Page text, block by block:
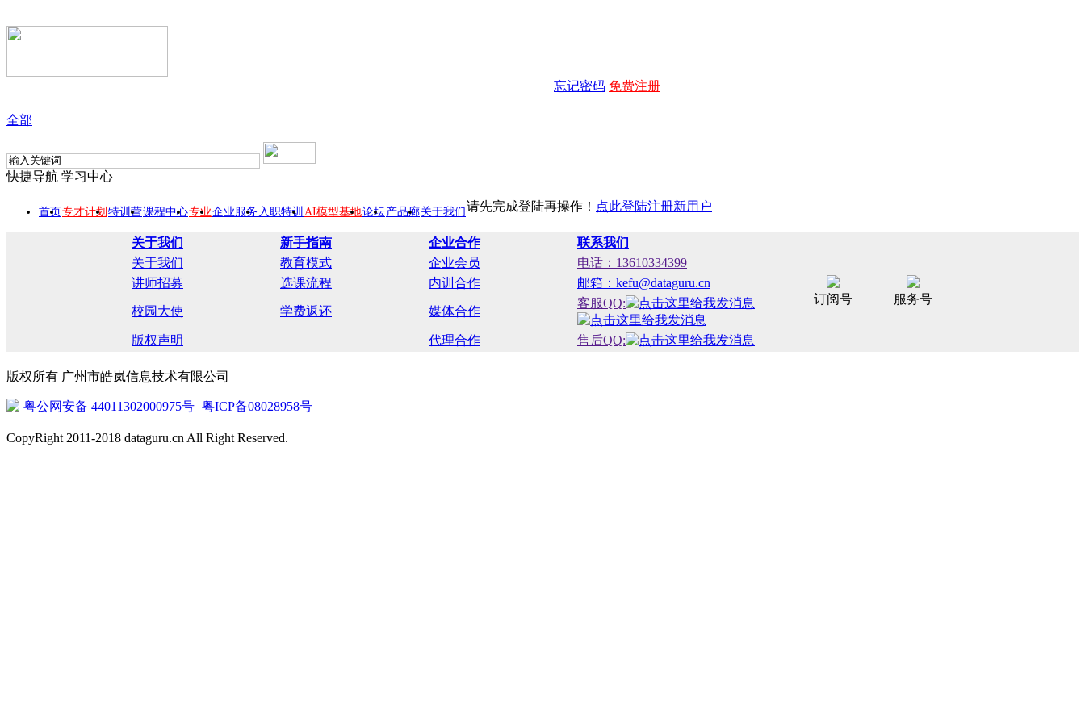
忘记密码 免费注册
全部
快捷导航 学习中心
首页专才计划 特训营课程中心专业企业服务 入职特训 AI模型基地论坛产品廊关于我们请先完成登陆再操作！ 点此登陆注册新用户
关于我们 新手指南 企业合作 联系我们
订阅号 服务号
关于我们 教育模式 企业会员
电话：13610334399
讲师招募
选课流程 内训合作 邮箱：kefu@dataguru.cn
校园大使 学费返还 媒体合作
客服QQ:
版权声明 代理合作 售后QQ:
版权所有 广州市皓岚信息技术有限公司
粤公网安备 44011302000975号 粤ICP备08028958号
CopyRight 2011-2018 dataguru.cn All Right Reserved.